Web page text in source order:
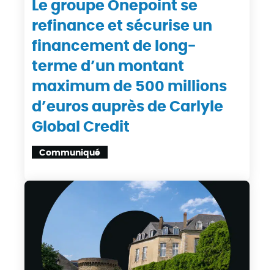
Le groupe Onepoint se
refinance et sécurise un
financement de long-
terme d’un montant
maximum de 500 millions
d’euros auprès de Carlyle
Global Credit
Communiqué